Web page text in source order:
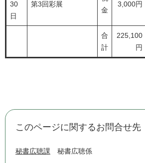
30
日
第3回彩展
金
3,000円
合
計
225,100
円
このページに関するお問合せ先
秘書広聴課 秘書広聴係